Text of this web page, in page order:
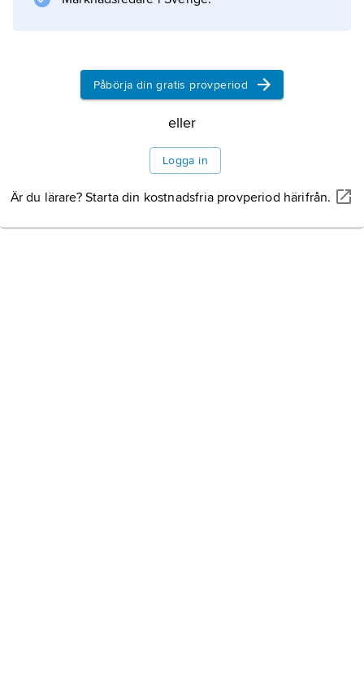
Information om artikeln
Påbörja din gratis provperiod
eller
Logga in
Är du lärare? Starta din kostnadsfria provperiod härifrån.